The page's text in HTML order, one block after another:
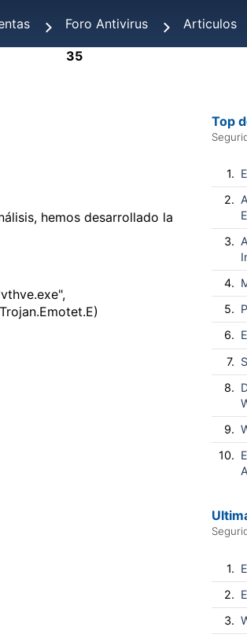
35
Foro Antivirus Articulos
hemos desarrollado la
Top
1.
2.
3.
4.
5.
6.
7.
8.
9.
10.
1.
2.
3.